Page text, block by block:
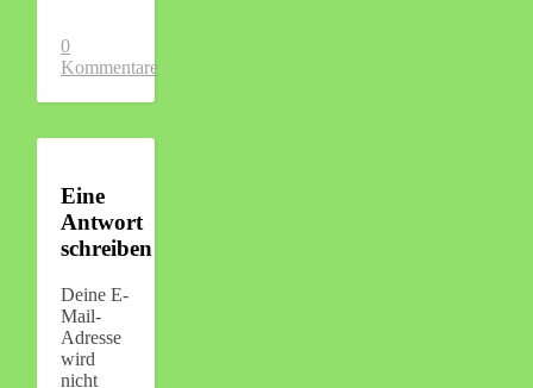
0
Kommentare
Eine
Antwort
schreiben
Deine E-
Mail-
Adresse
wird
nicht